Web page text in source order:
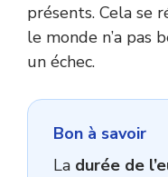
présents. Cela se
le monde n’a pas
un échec.
Bon à savoir
La durée de